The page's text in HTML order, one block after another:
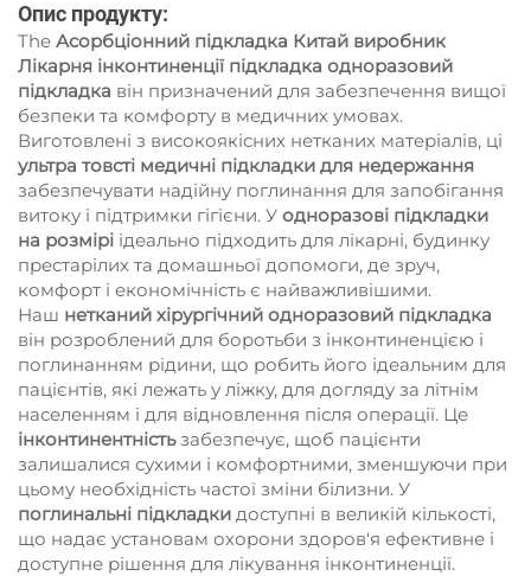
Опис продукту:
The Асорбціонний підкладка Китай виробник
Лікарня інконтиненції підкладка одноразовий
підкладка він призначений для забезпечення вищої
безпеки та комфорту в медичних умовах.
Виготовлені з високоякісних нетканих матеріалів, ці
ультра товсті медичні підкладки для недержання
забезпечувати надійну поглинання для запобігання
витоку і підтримки гігієни. У одноразові підкладки
на розмірі ідеально підходить для лікарні, будинку
престарілих та домашньої допомоги, де зруч,
комфорт і економічність є найважливішими.
Наш нетканий хірургічний одноразовий підкладка
він розроблений для боротьби з інконтиненцією і
поглинанням рідини, що робить його ідеальним для
пацієнтів, які лежать у ліжку, для догляду за літнім
населенням і для відновлення після операції. Це
інконтинентністьзабезпечує, щоб пацієнти
залишалися сухими і комфортними, зменшуючи при
цьому необхідність частої зміни білизни. У
поглинальні підкладки доступні в великій кількості,
що надає установам охорони здоров'я ефективне і
доступне рішення для лікування інконтиненції.